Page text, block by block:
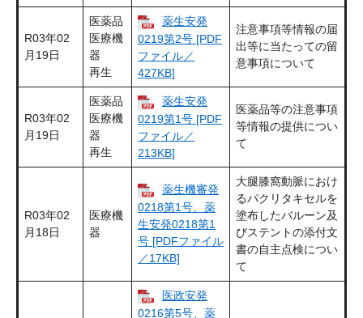
R03年02
月19日
医薬品
医療機
器
再生
薬生安発
0219第2号 [PDF
ファイル／
427KB]
注意事項等情報の届
出等に当たっての留
意事項について
R03年02
月19日
医薬品
医療機
器
再生
薬生安発
0219第1号 [PDF
ファイル／
213KB]
医薬品等の注意事項
等情報の提供につい
て
R03年02
月18日
医療機
器
薬生機審発
0218第1号、薬
生安発0218第1
号 [PDFファイル
／17KB]
大腿膝窩動脈におけ
るパクリタキセルを
塗布したバルーン及
びステントの添付文
書の自主点検につい
て
医政安発
0216第5号、薬